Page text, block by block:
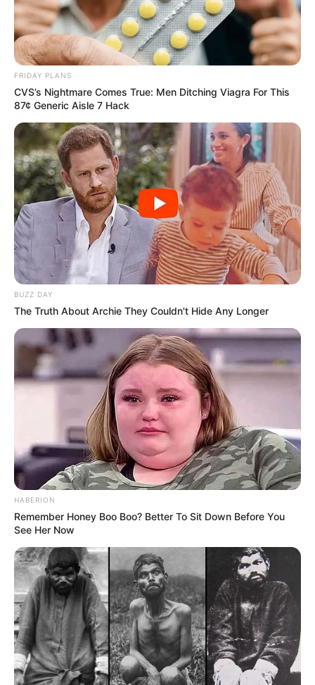
FRIDAY PLANS
CVS’s Nightmare Comes True: Men Ditching Viagra For This
87¢ Generic Aisle 7 Hack
BUZZ DAY
The Truth About Archie They Couldn't Hide Any Longer
HABERION
Remember Honey Boo Boo? Better To Sit Down Before You
See Her Now